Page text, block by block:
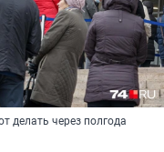
делать через полгода